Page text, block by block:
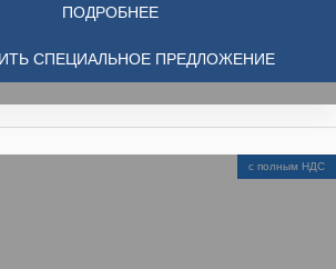
ПОДРОБНЕЕ
СПЕЦИАЛЬНОЕ ПРЕДЛОЖЕНИЕ
с полным НДС